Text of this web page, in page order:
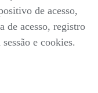
de acesso,
de acesso, registro
e cookies.